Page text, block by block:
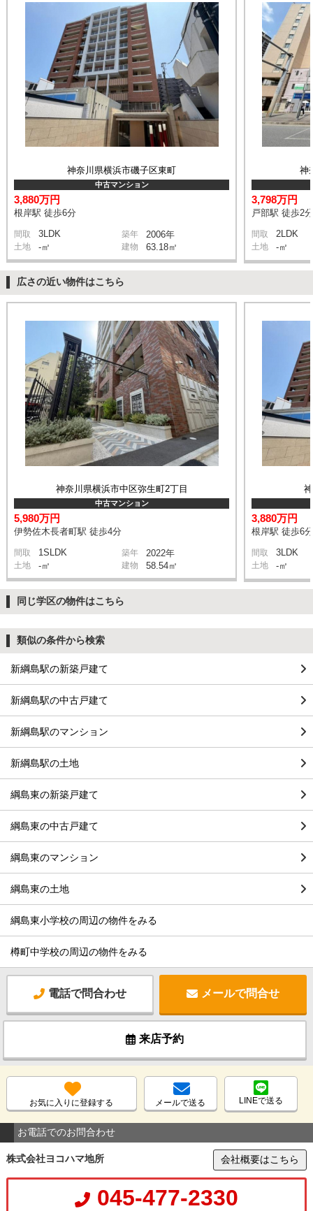
神奈川県横浜市磯子区東町
中古マンション
3,880万円
根岸駅 徒歩6分
間取 3LDK 築年 2006年
土地 -㎡ 建物 63.18㎡
神
3,798万円
戸部駅 徒歩2分
間取 2LDK
土地 -㎡
広さの近い物件はこちら
神奈川県横浜市中区弥生町2丁目
中古マンション
5,980万円
伊勢佐木長者町駅 徒歩4分
間取 1SLDK 築年 2022年
土地 -㎡ 建物 58.54㎡
3,880万円
根岸駅 徒歩6分
間取 3LDK
土地 -㎡
同じ学区の物件はこちら
類似の条件から検索
新綱島駅の新築戸建て
新綱島駅の中古戸建て
新綱島駅のマンション
新綱島駅の土地
綱島東の新築戸建て
綱島東の中古戸建て
綱島東のマンション
綱島東の土地
綱島東小学校の周辺の物件をみる
樽町中学校の周辺の物件をみる
電話で問合わせ メールで問合せ
来店予約
お気に入りに登録する メールで送る LINEで送る
お電話でのお問合わせ
株式会社ヨコハマ地所 会社概要はこちら
045-477-2330